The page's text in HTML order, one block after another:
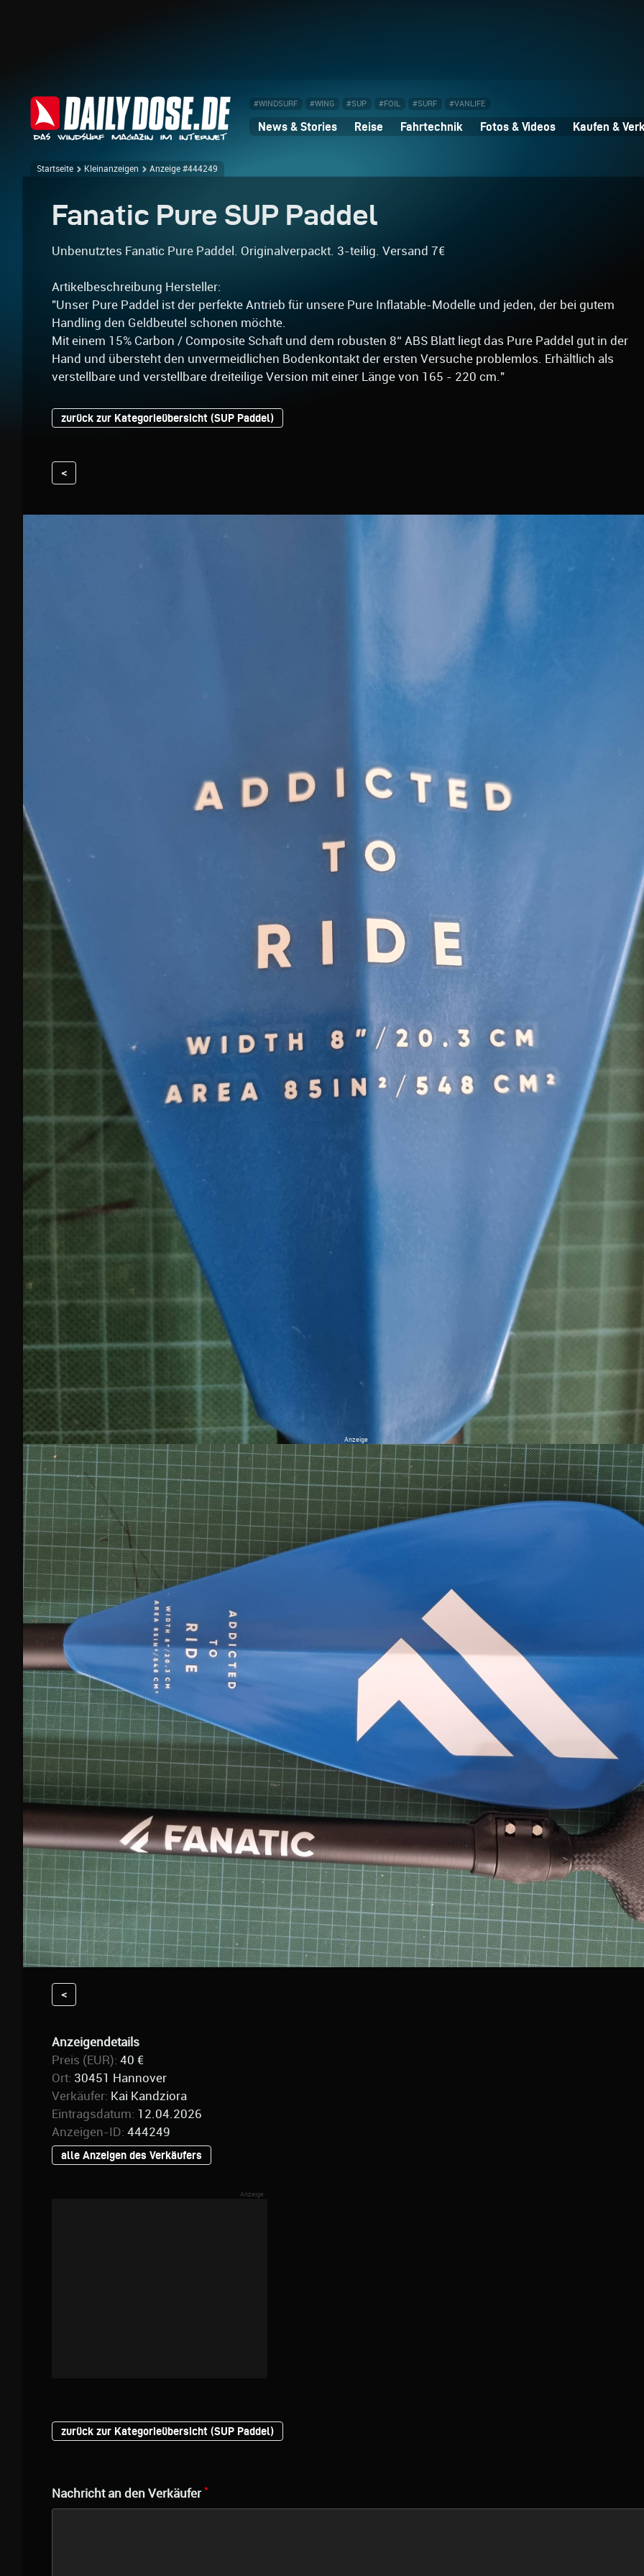
#WINDSURF #WING #SUP #FOIL #SURF #VANLIFE
News & Stories Reise Fahrtechnik Fotos & Videos Kaufen &
Startseite Kleinanzeigen Anzeige #444249
Fanatic Pure SUP Paddel
Unbenutztes Fanatic Pure Paddel. Originalverpackt. 3-teilig. Versand 7€
Artikelbeschreibung Hersteller:
"Unser Pure Paddel ist der perfekte Antrieb für unsere Pure Inflatable-Modelle und jeden, der bei gutem
Handling den Geldbeutel schonen möchte.
Mit einem 15% Carbon / Composite Schaft und dem robusten 8“ ABS Blatt liegt das Pure Paddel gut in der
Hand und übersteht den unvermeidlichen Bodenkontakt der ersten Versuche problemlos. Erhältlich als
verstellbare und verstellbare dreiteilige Version mit einer Länge von 165 - 220 cm."
zurück zur Kategorieübersicht (SUP Paddel)
<
<
Anzeigendetails
Preis (EUR): 40 €
Ort: 30451 Hannover
Verkäufer: Kai Kandziora
Eintragsdatum: 12.04.2026
Anzeigen-ID: 444249
alle Anzeigen des Verkäufers
zurück zur Kategorieübersicht (SUP Paddel)
Nachricht an den Verkäufer *